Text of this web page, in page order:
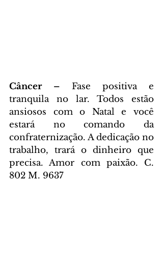
Câncer – Fase positiva e
tranquila no lar. Todos estão
ansiosos com o Natal e você
estará no comando da
confraternização. A dedicação no
trabalho, trará o dinheiro que
precisa. Amor com paixão. C.
802 M. 9637